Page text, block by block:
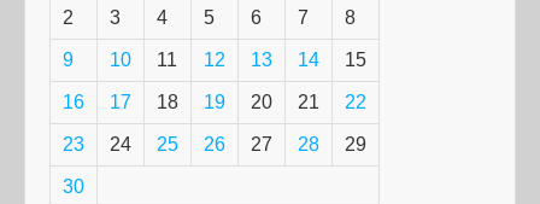
2 3 4 5 6 7 8
9 10 11 12 13 14 15
16 17 18 19 20 21 22
23 24 25 26 27 28 29
30